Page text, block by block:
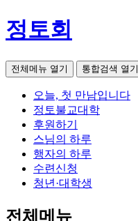
정토회
전체메뉴 열기 통합검색 열기
오늘, 첫 만남입니다
정토불교대학
후원하기
스님의 하루
행자의 하루
수련신청
청년·대학생
전체메뉴